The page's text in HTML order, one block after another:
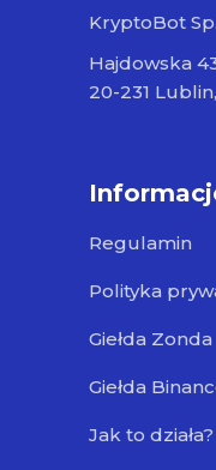
KryptoBot
Hajdowska
20-231
Regulamin
Polityka
Giełda Zonda
Giełda
Jak to działa?